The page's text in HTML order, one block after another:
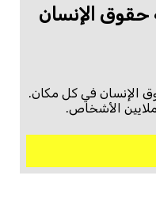
حقوق الإنسان
الإنسان في كل مكان.
ملايين الأشخاص.